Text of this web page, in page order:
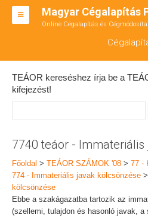
Magyar Cégalapítás
Online Cégalapítás és
BT ALAPÍTÁS
RT ALAPÍTÁS
TEÁOR SZÁMOK '08
ENGEDÉLYKÖTELES
KAPCSOLAT
TEÁOR kereséshez írja be a
kifejezést!
7740 teáor -
Főoldal > TEÁOR SZÁMOK '08 > 77 -
774 - Immateriális javak kölcsönzése >
kölcsönzése
Ebbe a szakágazatba tartozik az
(szellemi, tulajdon és hasonló javak,